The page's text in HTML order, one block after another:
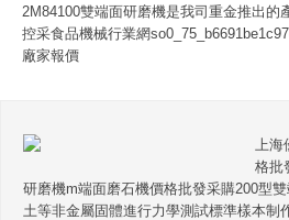
2M84100雙端面研磨機是我司重金推出的
控采食品機械行業網
廠家報價
上海
格批
研磨機m端面磨石機價格批發采購200型
土等非金屬固體進行力學測試標準樣本制